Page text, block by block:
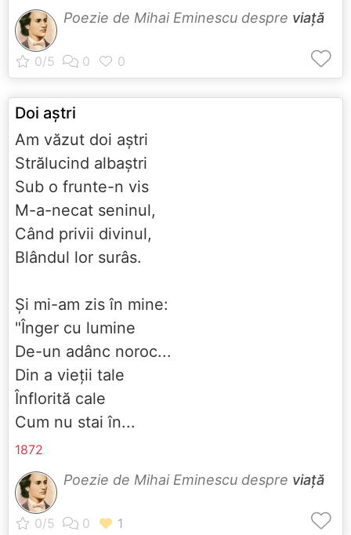
Poezie de Mihai Eminescu despre viață
Doi aştri
Am văzut doi aştri
Strălucind albaştri
Sub o frunte-n vis
M-a-necat seninul,
Când privii divinul,
Blândul lor surâs.
Şi mi-am zis în mine:
"Înger cu lumine
De-un adânc noroc...
Din a vieţii tale
Înflorită cale
Cum nu stai în...
1872
Poezie de Mihai Eminescu despre viață